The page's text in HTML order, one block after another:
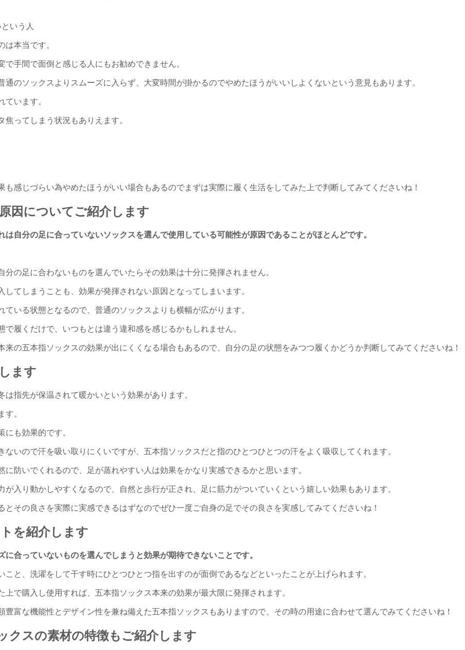
いう人
本当です。
手間で面倒と感じる人にもお勧めできません。
のソックスよりスムーズに入らず、大変時間が掛かるのでやめたほうがいいしよくないという意見もあります。
います。
ってしまう状況もありえます。
感じづらい為やめたほうがいい場合もあるのでまずは実際に履く生活をしてみた上で判断してみてくださいね！
因についてご紹介します
自分の足に合っていないソックスを選んで使用している可能性が原因であることがほとんどです。
の足に合わないものを選んでいたらその効果は十分に発揮されません。
てしまうことも、効果が発揮されない原因となってしまいます。
いる状態となるので、普通のソックスよりも横幅が広がります。
履くだけで、いつもとは違う違和感を感じるかもしれません。
の五本指ソックスの効果が出にくくなる場合もあるので、自分の足の状態をみつつ履くかどうか判断してみてくださいね！
ます
指先が保温されて暖かいという効果があります。
。
も効果的です。
いので汗を吸い取りにくいですが、五本指ソックスだと指のひとつひとつの汗をよく吸収してくれます。
防いでくれるので、足が蒸れやすい人は効果をかなり実感できるかと思います。
入り動かしやすくなるので、自然と歩行が正され、足に筋力がついていくという嬉しい効果もあります。
その良さを実際に実感できるはずなのでぜひ一度ご自身の足でその良さを実感してみてくださいね！
を紹介します
合っていないものを選んでしまうと効果が期待できないことです。
と、洗濯をして干す時にひとつひとつ指を出すのが面倒であるなどといったことが上げられます。
で購入し使用すれば、五本指ソックス本来の効果が最大限に発揮されます。
富な機能性とデザイン性を兼ね備えた五本指ソックスもありますので、その時の用途に合わせて選んでみてくださいね！
クスの素材の特徴もご紹介します